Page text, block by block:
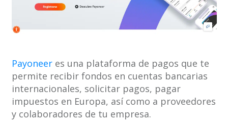
Payoneeres una plataforma de pagos que te
permite recibir fondos en cuentas bancarias
internacionales, solicitar pagos, pagar
impuestos en Europa, así como a proveedores
y colaboradores de tu empresa.